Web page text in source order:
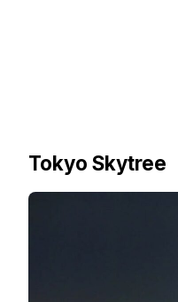
Tokyo Skytree